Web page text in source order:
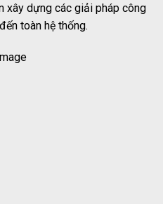
xây dựng các giải pháp công
toàn hệ thống.